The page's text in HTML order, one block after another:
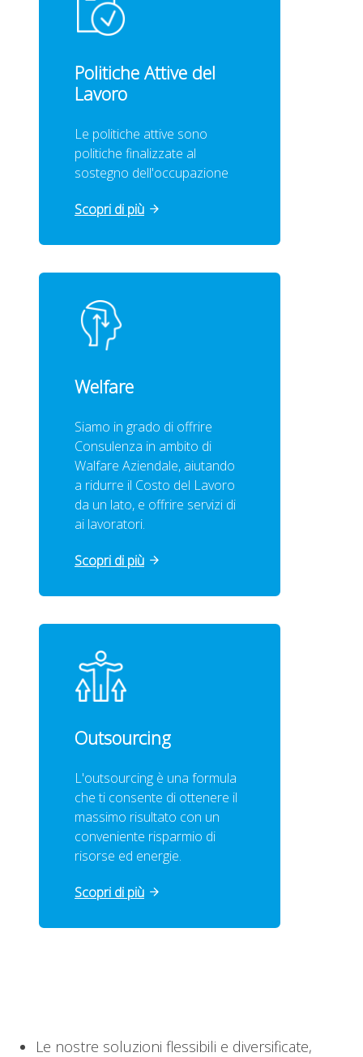
Politiche Attive del
Lavoro
Le politiche attive sono
politiche finalizzate al
sostegno dell'occupazione
Scopri di più
Welfare
Siamo in grado di offrire
Consulenza in ambito di
Walfare Aziendale, aiutando
a ridurre il Costo del Lavoro
da un lato, e offrire servizi di
ai lavoratori.
Scopri di più
Outsourcing
L'outsourcing è una formula
che ti consente di ottenere il
massimo risultato con un
conveniente risparmio di
risorse ed energie.
Scopri di più
Le nostre soluzioni flessibili e diversificate,